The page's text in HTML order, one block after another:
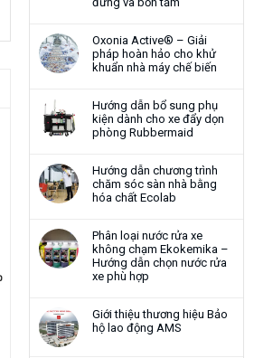
Oxonia Active® – Giải
pháp hoàn hảo cho khử
khuẩn nhà máy chế biến
Hướng dẫn bổ sung phụ
kiện dành cho xe đẩy dọn
phòng Rubbermaid
Hướng dẫn chương trình
chăm sóc sàn nhà bằng
hóa chất Ecolab
Phân loại nước rửa xe
không chạm Ekokemika –
Hướng dẫn chọn nước rửa
xe phù hợp
Giới thiệu thương hiệu Bảo
hộ lao động AMS